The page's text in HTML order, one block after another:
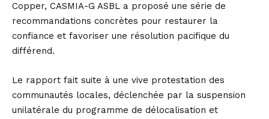
Copper, CASMIA-G ASBL a proposé une série de
recommandations concrètes pour restaurer la
confiance et favoriser une résolution pacifique du
différend.
Le rapport fait suite à une vive protestation des
communautés locales, déclenchée par la suspension
unilatérale du programme de délocalisation et